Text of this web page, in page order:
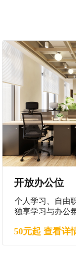
开放办公位
个人学习、自由
独享学习与办公
50元起 查看详